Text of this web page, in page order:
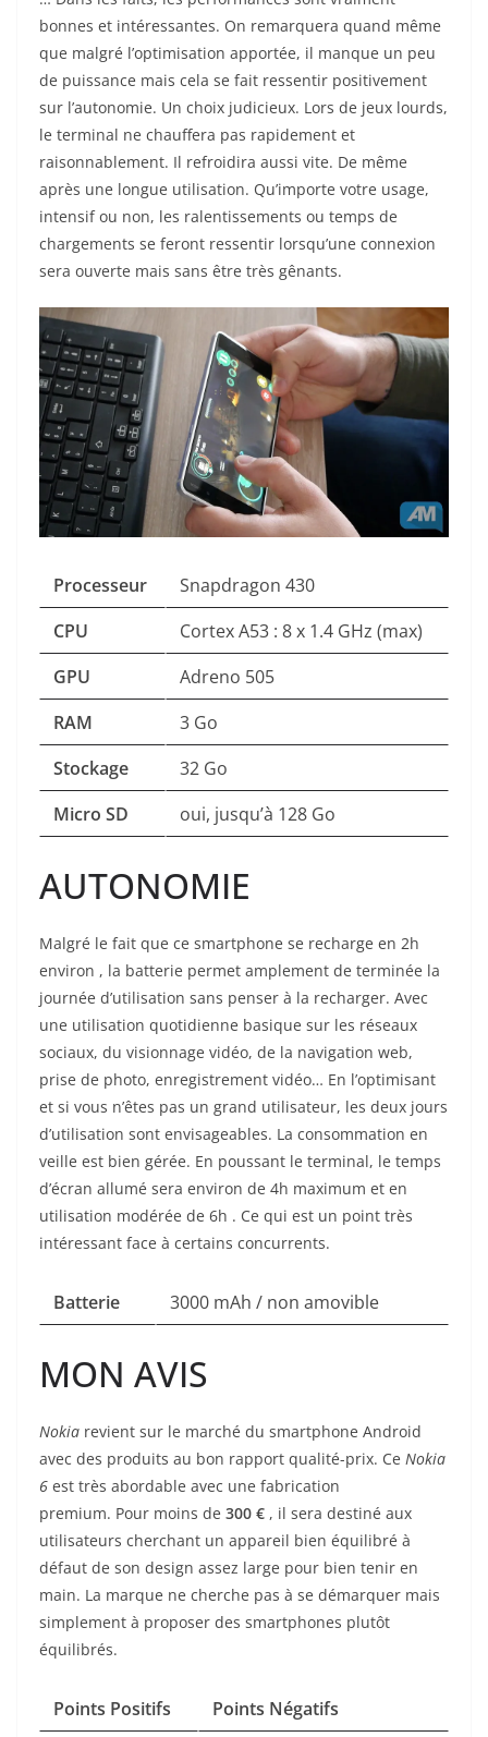
bonnes et intéressantes. On remarquera quand même
que malgré l’optimisation apportée, il manque un peu
de puissance mais cela se fait ressentir positivement
sur l’autonomie. Un choix judicieux. Lors de jeux lourds,
le terminal ne chauffera pas rapidement et
raisonnablement. Il refroidira aussi vite. De même
après une longue utilisation. Qu’importe votre usage,
intensif ou non, les ralentissements ou temps de
chargements se feront ressentir lorsqu’une connexion
sera ouverte mais sans être très gênants.
Processeur
Snapdragon 430
CPU
Cortex A53 : 8 x 1.4 GHz (max)
GPU
Adreno 505
RAM
3 Go
Stockage
32 Go
Micro SD
oui, jusqu’à 128 Go
AUTONOMIE
Malgré le fait que ce smartphone se recharge en 2h
environ , la batterie permet amplement de terminée la
journée d’utilisation sans penser à la recharger. Avec
une utilisation quotidienne basique sur les réseaux
sociaux, du visionnage vidéo, de la navigation web,
prise de photo, enregistrement vidéo… En l’optimisant
et si vous n’êtes pas un grand utilisateur, les deux jours
d’utilisation sont envisageables. La consommation en
veille est bien gérée. En poussant le terminal, le temps
d’écran allumé sera environ de 4h maximum et en
utilisation modérée de 6h . Ce qui est un point très
intéressant face à certains concurrents.
Batterie 3000 mAh / non amovible
MON AVIS
Nokia revient sur le marché du smartphone Android
avec des produits au bon rapport qualité-prix. Ce Nokia
6 est très abordable avec une fabrication
premium. Pour moins de 300 € , il sera destiné aux
utilisateurs cherchant un appareil bien équilibré à
défaut de son design assez large pour bien tenir en
main. La marque ne cherche pas à se démarquer mais
simplement à proposer des smartphones plutôt
équilibrés.
Points Positifs
Points Négatifs